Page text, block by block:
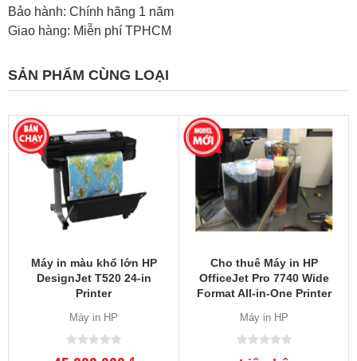
Bảo hành: Chính hãng 1 năm
Giao hàng: Miễn phí TPHCM
SẢN PHẨM CÙNG LOẠI
Máy in màu khổ lớn HP
DesignJet T520 24-in
Printer
Máy in HP
Cho thuê Máy in HP
OfficeJet Pro 7740 Wide
Format All-in-One Printer
Máy in HP